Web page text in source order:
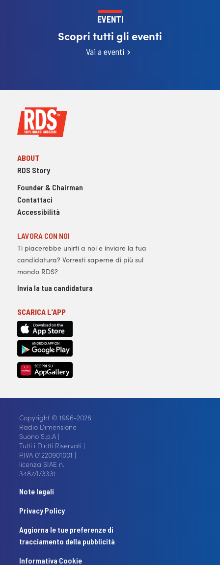
EVENTI
Scopri tutti gli eventi
Vai a eventi
ABOUT
RDS Story
Founder & Chairman
Contattaci
Accessibilità
LAVORA CON NOI
Ti piacerebbe unirti a noi e inviare la tua
candidatura? Vorresti saperne di più sul
mondo RDS?
Invia la tua candidatura
SCARICA L'APP
Copyright © 1996-2026
Radio Dimensione
Suono S.p.A |
Tutti i Diritti Riservati |
P.IVA 01220901001 |
licenza SIAE n.
3487/I/3331
Note legali
Privacy Policy
Aggiorna le tue preferenze di
tracciamento della pubblicità
Informativa Cookie